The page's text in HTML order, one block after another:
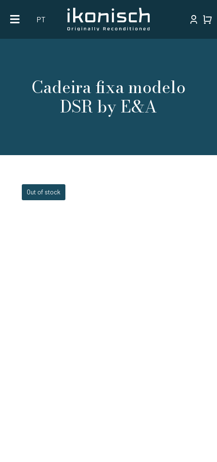
content
PT
Cadeira fixa modelo
DSR by E&A
Out of stock